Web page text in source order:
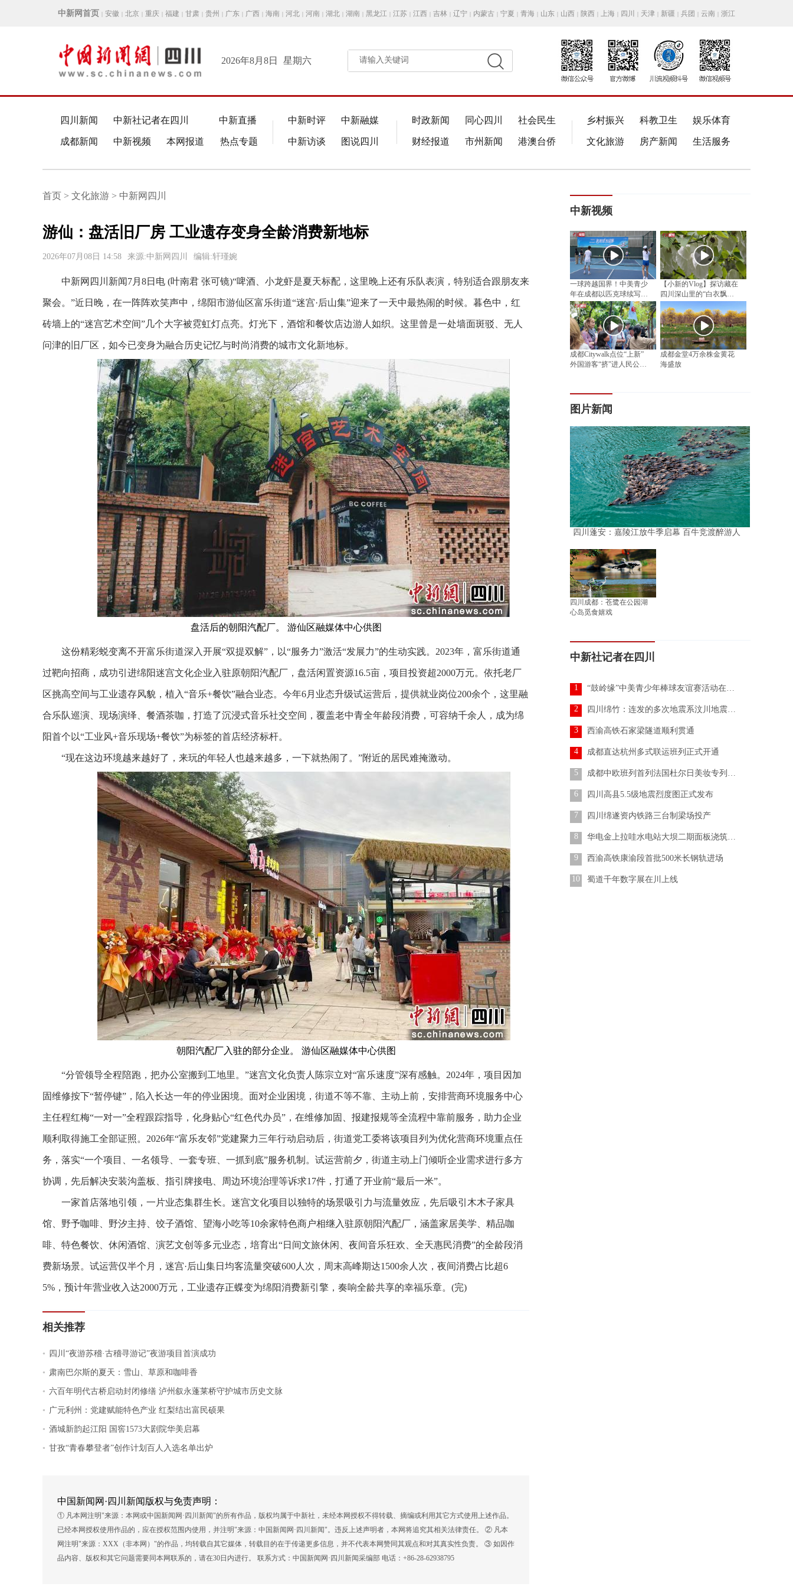
中新网首页 | 安徽 | 北京 | 重庆 | 福建 | 甘肃 | 贵州 | 广东 | 广西 | 海南 | 河北 | 河南 | 湖北 | 湖南 | 黑龙江 | 江苏 | 江西 | 吉林 | 辽宁 | 内蒙古 | 宁夏 | 青海 | 山东 | 山西 | 陕西 | 上海 | 四川 | 天津 | 新疆 | 兵团 | 云南 | 浙江
2026年8月8日 星期六 请输入关键词
四川新闻 中新社记者在四川 中新直播
成都新闻 中新视频 本网报道 热点专题
中新时评 中新融媒
中新访谈 图说四川
时政新闻 同心四川 社会民生
财经报道 市州新闻 港澳台侨
乡村振兴 科教卫生 娱乐体育
文化旅游 房产新闻 生活服务
首页 > 文化旅游 > 中新网四川
游仙：盘活旧厂房 工业遗存变身全龄消费新地标
2026年07月08日 14:58 来源:中新网四川 编辑:轩瑾婉
中新网四川新闻7月8日电 (叶南君 张可镜)“啤酒、小龙虾是夏天标配，这里晚上还有乐队表演，特别适合跟朋友来
聚会。”近日晚，在一阵阵欢笑声中，绵阳市游仙区富乐街道“迷宫·后山集”迎来了一天中最热闹的时候。暮色中，红
砖墙上的“迷宫艺术空间”几个大字被霓虹灯点亮。灯光下，酒馆和餐饮店边游人如织。这里曾是一处墙面斑驳、无人
问津的旧厂区，如今已变身为融合历史记忆与时尚消费的城市文化新地标。
盘活后的朝阳汽配厂。 游仙区融媒体中心供图
这份精彩蜕变离不开富乐街道深入开展“双提双解”，以“服务力”激活“发展力”的生动实践。2023年，富乐街道通
过靶向招商，成功引进绵阳迷宫文化企业入驻原朝阳汽配厂，盘活闲置资源16.5亩，项目投资超2000万元。依托老厂
区挑高空间与工业遗存风貌，植入“音乐+餐饮”融合业态。今年6月业态升级试运营后，提供就业岗位200余个，这里融
合乐队巡演、现场演绎、餐酒茶咖，打造了沉浸式音乐社交空间，覆盖老中青全年龄段消费，可容纳千余人，成为绵
阳首个以“工业风+音乐现场+餐饮”为标签的首店经济标杆。
“现在这边环境越来越好了，来玩的年轻人也越来越多，一下就热闹了。”附近的居民难掩激动。
朝阳汽配厂入驻的部分企业。 游仙区融媒体中心供图
“分管领导全程陪跑，把办公室搬到工地里。”迷宫文化负责人陈宗立对“富乐速度”深有感触。2024年，项目因加
固维修按下“暂停键”，陷入长达一年的停业困境。面对企业困境，街道不等不靠、主动上前，安排营商环境服务中心
主任程红梅“一对一”全程跟踪指导，化身贴心“红色代办员”，在维修加固、报建报规等全流程中靠前服务，助力企业
顺利取得施工全部证照。2026年“富乐友邻”党建聚力三年行动启动后，街道党工委将该项目列为优化营商环境重点任
务，落实“一个项目、一名领导、一套专班、一抓到底”服务机制。试运营前夕，街道主动上门倾听企业需求进行多方
协调，先后解决安装沟盖板、指引牌接电、周边环境治理等诉求17件，打通了开业前“最后一米”。
一家首店落地引领，一片业态集群生长。迷宫文化项目以独特的场景吸引力与流量效应，先后吸引木木子家具
馆、野予咖啡、野汐主持、饺子酒馆、望海小吃等10余家特色商户相继入驻原朝阳汽配厂，涵盖家居美学、精品咖
啡、特色餐饮、休闲酒馆、演艺文创等多元业态，培育出“日间文旅休闲、夜间音乐狂欢、全天惠民消费”的全龄段消
费新场景。试运营仅半个月，迷宫·后山集日均客流量突破600人次，周末高峰期达1500余人次，夜间消费占比超6
5%，预计年营业收入达2000万元，工业遗存正蝶变为绵阳消费新引擎，奏响全龄共享的幸福乐章。(完)
相关推荐
. 四川“夜游苏稽·古稽寻游记”夜游项目首演成功
. 肃南巴尔斯的夏天：雪山、草原和咖啡香
. 六百年明代古桥启动封闭修缮 泸州叙永蓬莱桥守护城市历史文脉
. 广元利州：党建赋能特色产业 红梨结出富民硕果
. 酒城新韵起江阳 国窖1573大剧院华美启幕
. 甘孜“青春攀登者”创作计划百人入选名单出炉
中国新闻网·四川新闻版权与免责声明：
① 凡本网注明"来源：本网或中国新闻网·四川新闻"的所有作品，版权均属于中新社，未经本网授权不得转载、摘编或利用其它方式使用上述作品。
已经本网授权使用作品的，应在授权范围内使用，并注明"来源：中国新闻网·四川新闻"。违反上述声明者，本网将追究其相关法律责任。 ② 凡本
网注明"来源：XXX（非本网）"的作品，均转载自其它媒体，转载目的在于传递更多信息，并不代表本网赞同其观点和对其真实性负责。 ③ 如因作
品内容、版权和其它问题需要同本网联系的，请在30日内进行。 联系方式：中国新闻网·四川新闻采编部 电话：+86-28-62938795
中新视频
一球跨越国界！中美青少
年在成都以匹克球续写民
间友好
【小新的Vlog】探访藏在
四川深山里的“白衣飘飘”
成都Citywalk点位“上新”
外国游客“挤”进人民公园
成都金堂4万余株金黄花
海盛放
图片新闻
四川蓬安：嘉陵江放牛季启幕 百牛竞渡醉游人
四川成都：苍鹭在公园湖
心岛觅食嬉戏
中新社记者在四川
1 “鼓岭缘”中美青少年棒球友谊赛活动在川收官
2 四川绵竹：连发的多次地震系汶川地震余震 无人员伤亡报告
3 西渝高铁石家梁隧道顺利贯通
4 成都直达杭州多式联运班列正式开通
5 成都中欧班列首列法国杜尔日美妆专列发车
6 四川高县5.5级地震烈度图正式发布
7 四川绵遂资内铁路三台制梁场投产
8 华电金上拉哇水电站大坝二期面板浇筑完成
9 西渝高铁康渝段首批500米长钢轨进场
10 蜀道千年数字展在川上线